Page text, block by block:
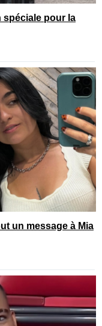
spéciale pour la
un message à Mia